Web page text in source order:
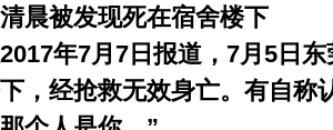
晨被发现死在宿舍楼下
年7月7日报道，7月5日
，经抢救无效身亡。有自称